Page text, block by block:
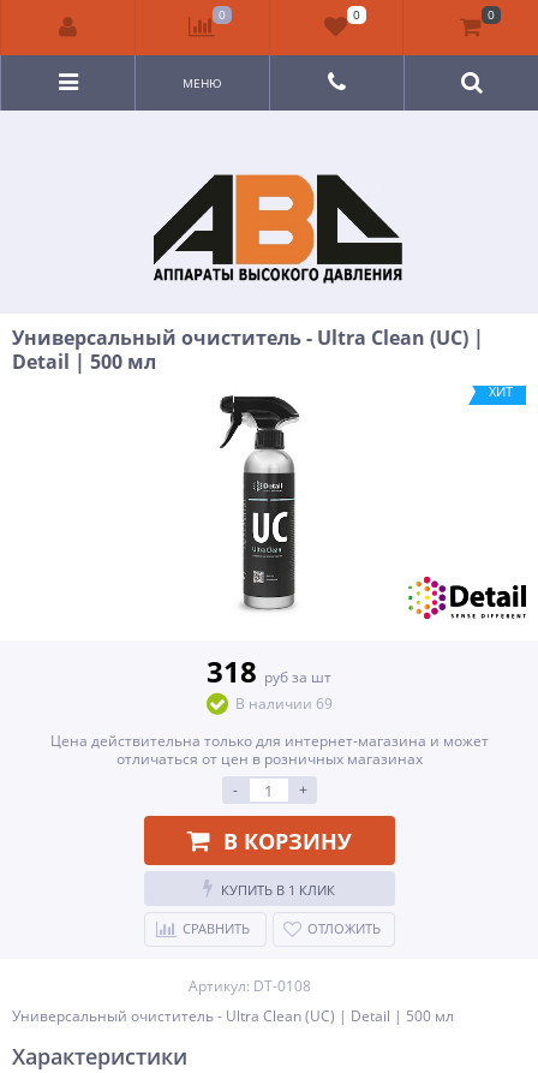
МЕНЮ
Универсальный очиститель - Ultra Clean (UC) |
Detail | 500 мл
ХИТ
318 руб за шт
В наличии 69
Цена действительна только для интернет-магазина и может
отличаться от цен в розничных магазинах
-
+
В КОРЗИНУ
КУПИТЬ В 1 КЛИК
СРАВНИТЬ ОТЛОЖИТЬ
Артикул: DT-0108
Универсальный очиститель - Ultra Clean (UC) | Detail | 500 мл
Характеристики
0 0 0